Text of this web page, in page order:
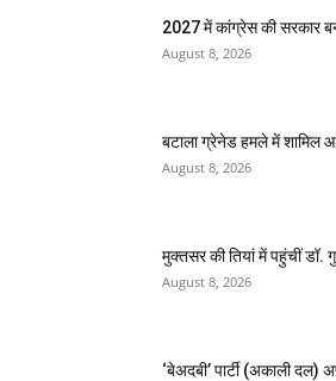
2027 में कांग्रेस की सरकार
August 8, 2026
बटाला ग्रेनेड हमले में शामिल
August 8, 2026
मुक्तसर की तियां में पहुंचीं डॉ.
August 8, 2026
‘बेअदबी’ पार्टी (अकाली दल)